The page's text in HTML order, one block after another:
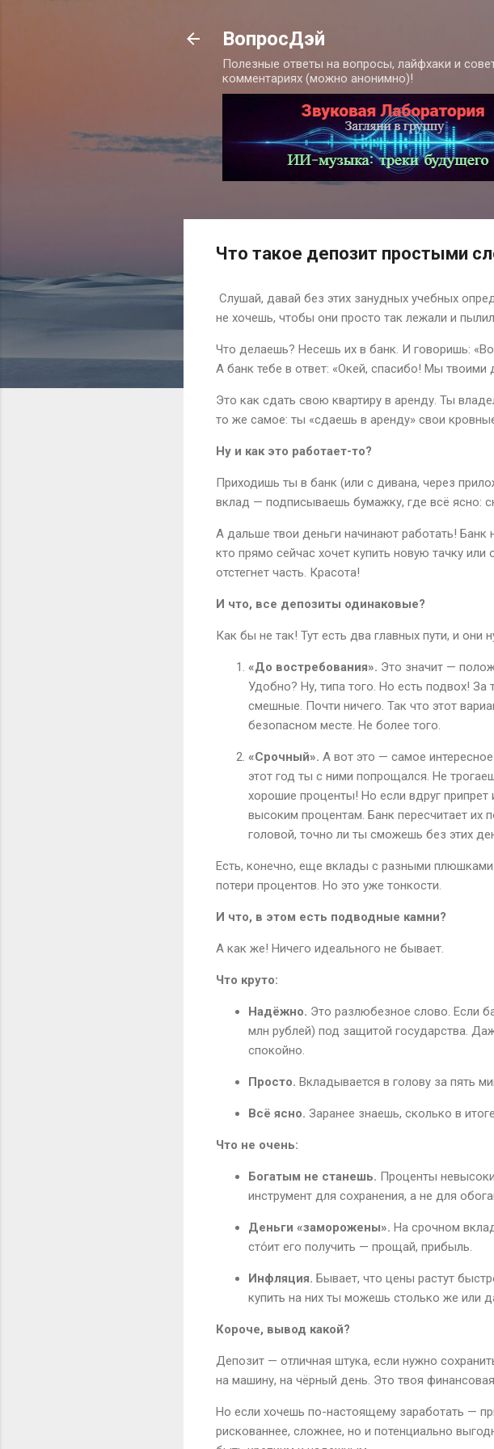
ВопросДэй
Полезные ответы на вопросы, лайфхаки и
комментариях (можно анонимно)!
Что такое депозит простыми
Слушай, давай без этих занудных учебных
не хочешь, чтобы они просто так лежали и
Что делаешь? Несешь их в банк. И говоришь:
А банк тебе в ответ: «Окей, спасибо! Мы твоими
Это как сдать свою квартиру в аренду. Ты
то же самое: ты «сдаешь в аренду» свои
Ну и как это работает-то?
Приходишь ты в банк (или с дивана, через
вклад — подписываешь бумажку, где всё ясно:
А дальше твои деньги начинают работать! Банк
кто прямо сейчас хочет купить новую тачку
отстегнет часть. Красота!
И что, все депозиты одинаковые?
Как бы не так! Тут есть два главных пути, и они
«До востребования». Это значит —
Удобно? Ну, типа того. Но есть подвох!
смешные. Почти ничего. Так что этот
безопасном месте. Не более того.
«Срочный». А вот это — самое
этот год ты с ними попрощался. Не
хорошие проценты! Но если вдруг
высоким процентам. Банк пересчитает их
головой, точно ли ты сможешь без этих
Есть, конечно, еще вклады с разными
потери процентов. Но это уже тонкости.
И что, в этом есть подводные камни?
А как же! Ничего идеального не бывает.
Что круто:
Надёжно. Это разлюбезное слово. Если
млн рублей) под защитой государства.
спокойно.
Просто. Вкладывается в голову за пять
Всё ясно. Заранее знаешь, сколько в
Что не очень:
Богатым не станешь. Проценты
инструмент для сохранения, а не для
Деньги «заморожены». На срочном
сто́ит его получить — прощай, прибыль.
Инфляция. Бывает, что цены растут
купить на них ты можешь столько же или
Короче, вывод какой?
Депозит — отличная штука, если нужно
на машину, на чёрный день. Это твоя
Но если хочешь по-настоящему заработать —
рискованнее, сложнее, но и потенциально